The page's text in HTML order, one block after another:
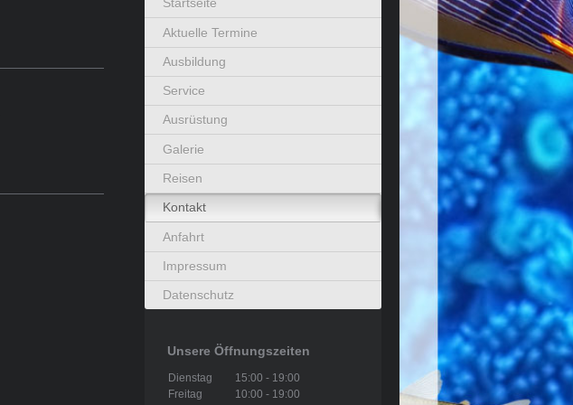
Startseite
Aktuelle Termine
Ausbildung
Service
Ausrüstung
Galerie
Reisen
Kontakt
Anfahrt
Impressum
Datenschutz
Unsere Öffnungszeiten
Dienstag 15:00 - 19:00
Freitag
10:00 - 19:00